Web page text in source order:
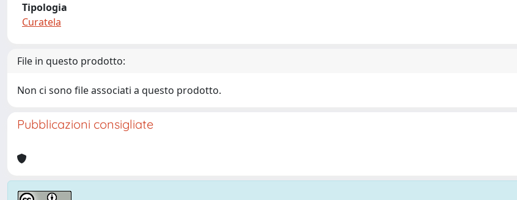
Tipologia
Curatela
File in questo prodotto:
Non ci sono file associati a questo prodotto.
Pubblicazioni consigliate